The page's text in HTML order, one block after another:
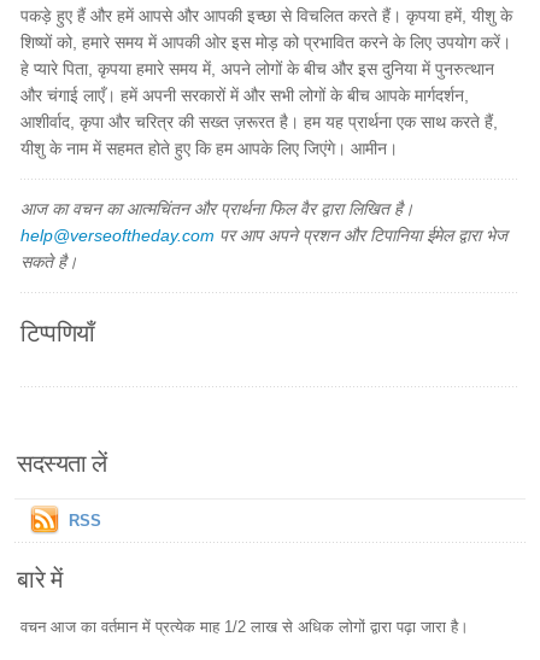
पकड़े हुए हैं और हमें आपसे और आपकी इच्छा से विचलित करते हैं। कृपया हमें, यीशु के
शिष्यों को, हमारे समय में आपकी ओर इस मोड़ को प्रभावित करने के लिए उपयोग करें।
हे प्यारे पिता, कृपया हमारे समय में, अपने लोगों के बीच और इस दुनिया में पुनरुत्थान
और चंगाई लाएँ। हमें अपनी सरकारों में और सभी लोगों के बीच आपके मार्गदर्शन,
आशीर्वाद, कृपा और चरित्र की सख्त ज़रूरत है। हम यह प्रार्थना एक साथ करते हैं,
यीशु के नाम में सहमत होते हुए कि हम आपके लिए जिएंगे। आमीन।
आज का वचन का आत्मचिंतन और प्रार्थना फिल वैर द्वारा लिखित है।
help@verseoftheday.com पर आप अपने प्रशन और टिपानिया ईमेल द्वारा भेज
सकते है।
टिप्पणियाँ
सदस्यता लें
RSS
बारे में
वचन आज का वर्तमान में प्रत्येक माह 1/2 लाख से अधिक लोगों द्वारा पढ़ा जारा है।